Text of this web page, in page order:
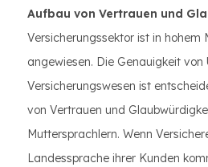
Aufbau von Vertrauen und
Versicherungssektor ist in hohem
angewiesen. Die Genauigkeit von
Versicherungswesen ist
von Vertrauen und
Muttersprachlern. Wenn
Landessprache ihrer Kunden